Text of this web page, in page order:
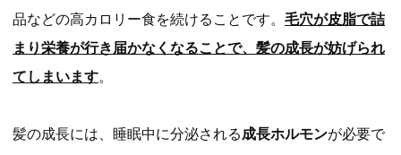
品などの高カロリー食を続けることです。 毛穴が皮脂で詰
まり栄養が行き届かなくなることで、髪の成長が妨げられ
てしまいます。
髪の成長には、睡眠中に分泌される成長ホルモンが必要で